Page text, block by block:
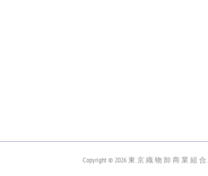
Copyright © 2026 東 京 織 物 卸 商 業 組 合.